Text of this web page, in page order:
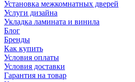
Установка межкомнатных дверей
Услуги дизайна
Укладка ламината и винила
Блог
Бренды
Как купить
Условия оплаты
Условия доставки
Гарантия на товар